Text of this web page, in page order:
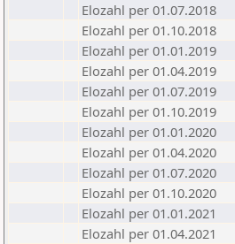
Elozahl per 01.07.2018
Elozahl per 01.10.2018
Elozahl per 01.01.2019
Elozahl per 01.04.2019
Elozahl per 01.07.2019
Elozahl per 01.10.2019
Elozahl per 01.01.2020
Elozahl per 01.04.2020
Elozahl per 01.07.2020
Elozahl per 01.10.2020
Elozahl per 01.01.2021
Elozahl per 01.04.2021